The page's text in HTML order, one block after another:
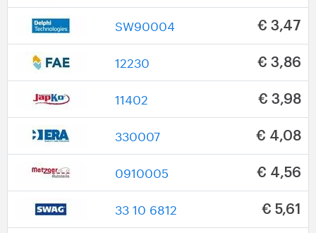
SW90004 € 3,47
12230 € 3,86
11402 € 3,98
330007 € 4,08
0910005 € 4,56
33 10 6812 € 5,61